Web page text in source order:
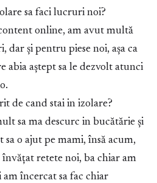
sa faci lucruri noi?
online, am avut multă
și pentru piese noi, așa ca
abia aștept sa le dezvolt atunci
de cand stai in izolare?
sa ma descurc in bucătărie și
o ajut pe mami, însă acum,
învățat retete noi, ba chiar am
încercat sa fac chiar